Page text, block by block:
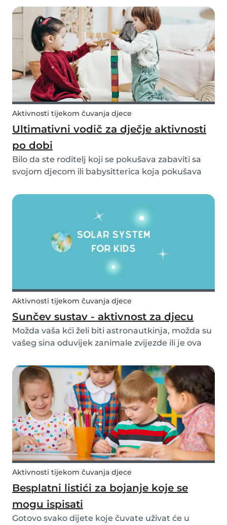
muffine od jabuka morate isprobati. Možete
uživati u ovim muffinima za desert, međuobrok
Aktivnosti tijekom čuvanja djece
Ultimativni vodič za dječje aktivnosti
po dobi
Bilo da ste roditelj koji se pokušava zabaviti sa
svojom djecom ili babysitterica koja pokušava
čuvanja djece, pokrili smo vas! Pogledajte ovaj
popis zabavnih aktivnosti za djecu i zabava će
Aktivnosti tijekom čuvanja djece
Sunčev sustav - aktivnost za djecu
Možda vaša kći želi biti astronautkinja, možda su
vašeg sina oduvijek zanimale zvijezde ili je ova
nauče za test. Bez obzira na razlog, naša
aktivnost Sunčev sustav za djecu zasigurno će...
Aktivnosti tijekom čuvanja djece
Besplatni listići za bojanje koje se
mogu ispisati
Gotovo svako dijete koje čuvate uživat će u